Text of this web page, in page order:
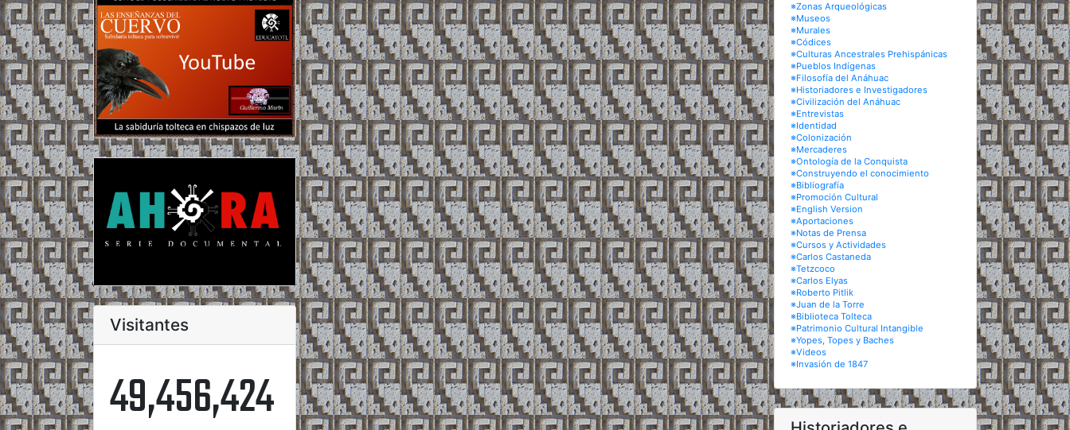
Visitantes
49,456,424
※Zonas Arqueológicas
※Museos
※Murales
※Códices
※Culturas Ancestrales Prehispánicas
※Pueblos Indígenas
※Filosofía del Anáhuac
※Historiadores e Investigadores
※Civilización del Anáhuac
※Entrevistas
※Identidad
※Colonización
※Mercaderes
※Ontología de la Conquista
※Construyendo el conocimiento
※Bibliografía
※Promoción Cultural
※English Version
※Aportaciones
※Notas de Prensa
※Cursos y Actividades
※Carlos Castaneda
※Tetzcoco
※Carlos Elyas
※Roberto Pitlik
※Juan de la Torre
※Biblioteca Tolteca
※Patrimonio Cultural Intangible
※Yopes, Topes y Baches
※Videos
※Invasión de 1847